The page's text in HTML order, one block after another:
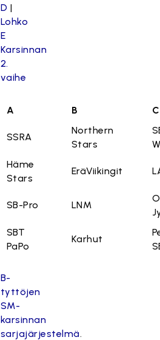
D |
Lohko
E
Karsinnan
2.
vaihe
A B C
SSRA
Northern
Stars
Häme
Stars
EräViikingit
SB-Pro LNM
SBT
PaPo
Karhut
B-
tyttöjen
SM-
karsinnan
sarjajärjestelmä.